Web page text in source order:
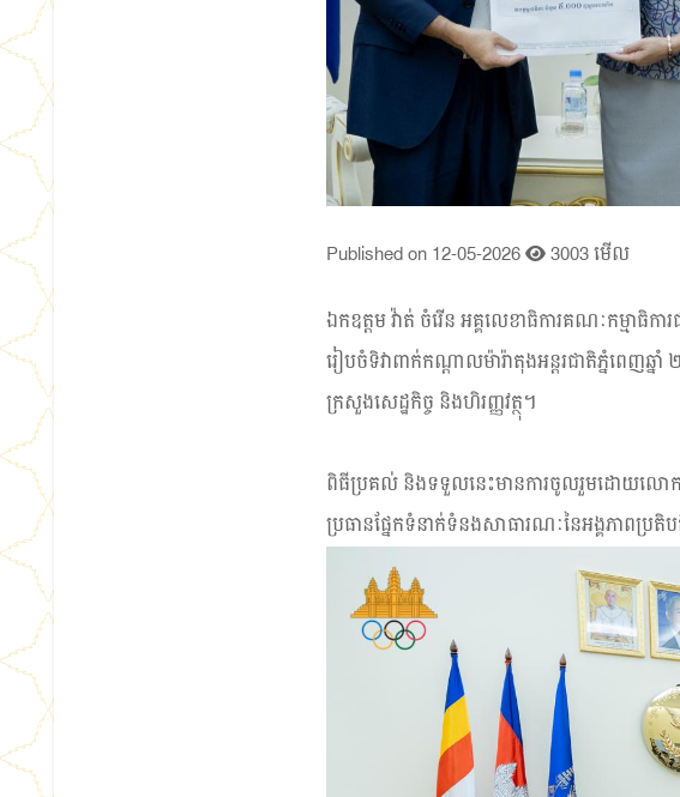
Published on 12-05-2026 3003 មើល
ឯកឧត្តម វ៉ាត់ ចំរើន អគ្គលេខាធិការគណៈកម្មា
រៀបចំទិវាពាក់កណ្ដាលម៉ារ៉ាតុងអន្តរជាតិភ្នំពេញ
ក្រសួងសេដ្ឋកិច្ច និងហិរញ្ញវត្ថុ។
ពិធីប្រគល់ និងទទួលនេះមានការចូលរួមដោយលោកជំ
ប្រធានផ្នែកទំនាក់ទំនងសាធារណៈនៃអង្គភាពប្រតិប